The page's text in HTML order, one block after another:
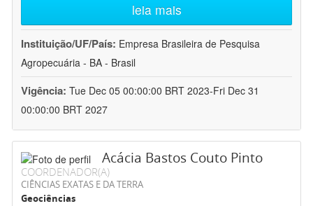
leia mais
Instituição/UF/País: Empresa Brasileira de Pesquisa
Agropecuária - BA - Brasil
Vigência: Tue Dec 05 00:00:00 BRT 2023-Fri Dec 31
00:00:00 BRT 2027
Acácia Bastos Couto Pinto
COORDENADOR(A)
CIÊNCIAS EXATAS E DA TERRA
Geociências